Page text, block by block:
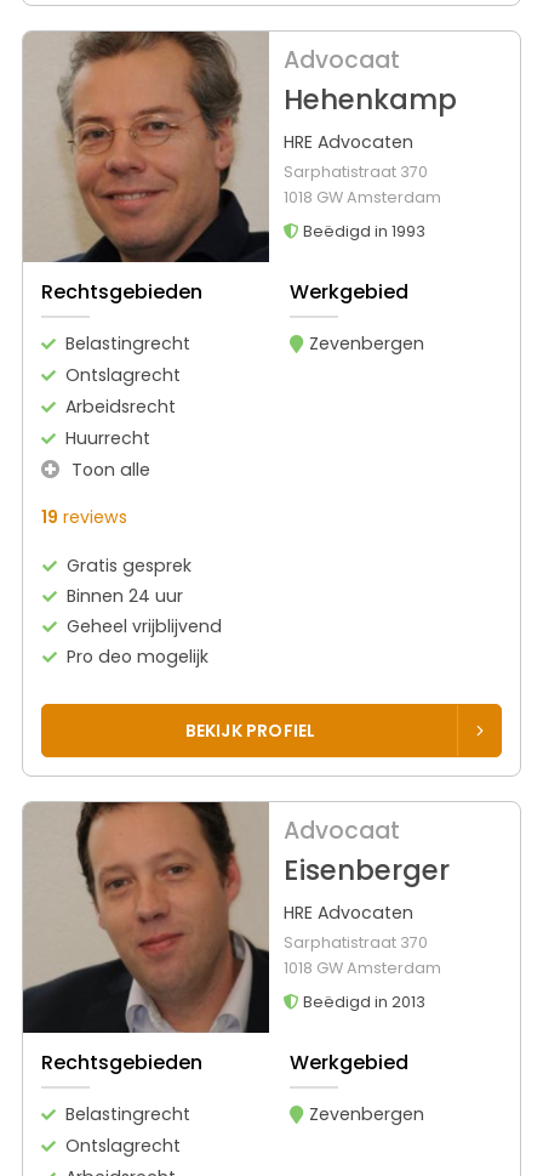
Advocaat
Hehenkamp
HRE Advocaten
Sarphatistraat 370
1018 GW Amsterdam
Beëdigd in 1993
Rechtsgebieden
Belastingrecht
Ontslagrecht
Arbeidsrecht
Huurrecht
Toon alle
Werkgebied
Zevenbergen
19 reviews
Gratis gesprek
Binnen 24 uur
Geheel vrijblijvend
Pro deo mogelijk
BEKIJK PROFIEL
Advocaat
Eisenberger
HRE Advocaten
Sarphatistraat 370
1018 GW Amsterdam
Beëdigd in 2013
Rechtsgebieden
Belastingrecht
Ontslagrecht
Werkgebied
Zevenbergen